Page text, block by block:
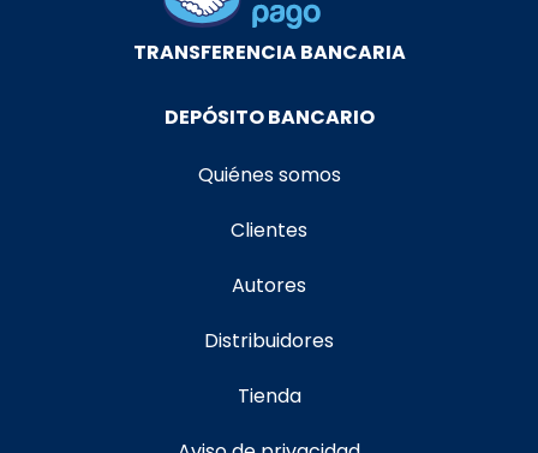
TRANSFERENCIA BANCARIA
DEPÓSITO BANCARIO
Quiénes somos
Clientes
Autores
Distribuidores
Tienda